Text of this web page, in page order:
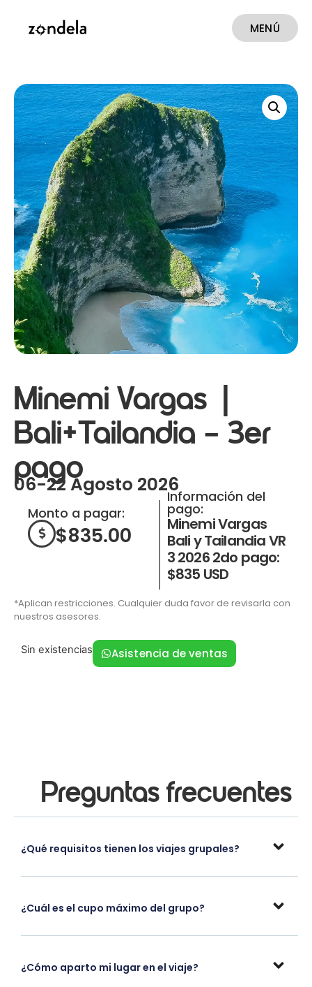
MENÚ
Minemi Vargas |
Bali+Tailandia – 3er
pago
06-22 Agosto 2026
Monto a pagar:
$835.00
Información del
pago:
Minemi Vargas
Bali y Tailandia VR
3 2026 2do pago:
$835 USD
*Aplican restricciones. Cualquier duda favor de revisarla con
nuestros asesores.
Sin existencias Asistencia de ventas
Preguntas frecuentes
¿Qué requisitos tienen los viajes grupales?
¿Cuál es el cupo máximo del grupo?
¿Cómo aparto mi lugar en el viaje?